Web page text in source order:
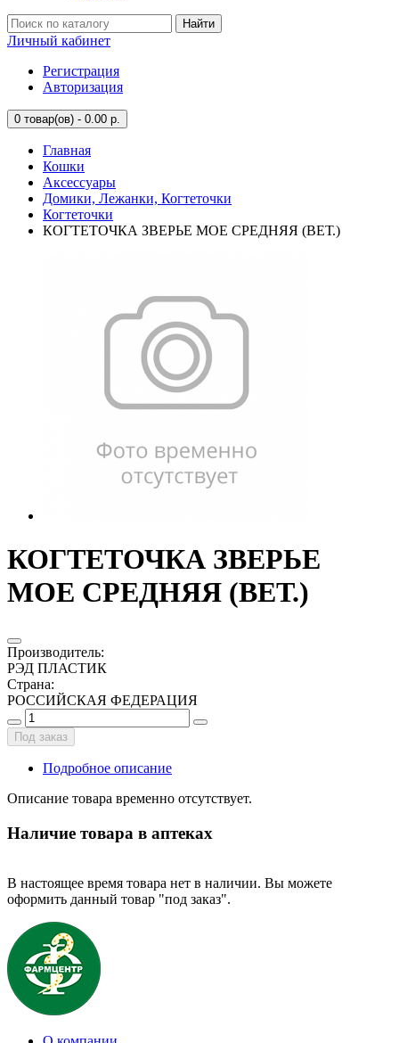
Найти
Личный кабинет
Регистрация
Авторизация
0 товар(ов) - 0.00 р.
Главная
Кошки
Аксессуары
Домики, Лежанки, Когтеточки
Когтеточки
КОГТЕТОЧКА ЗВЕРЬЕ МОЕ СРЕДНЯЯ (ВЕТ.)
КОГТЕТОЧКА ЗВЕРЬЕ
МОЕ СРЕДНЯЯ (ВЕТ.)
Производитель:
РЭД ПЛАСТИК
Страна:
РОССИЙСКАЯ ФЕДЕРАЦИЯ
Под заказ
Подробное описание
Описание товара временно отсутствует.
Наличие товара в аптеках
В настоящее время товара нет в наличии. Вы можете
оформить данный товар "под заказ".